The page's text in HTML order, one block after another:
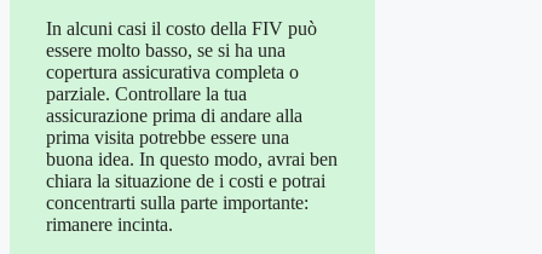
In alcuni casi il costo della FIV può
essere molto basso, se si ha una
copertura assicurativa completa o
parziale. Controllare la tua
assicurazione prima di andare alla
prima visita potrebbe essere una
buona idea. In questo modo, avrai ben
chiara la situazione de i costi e potrai
concentrarti sulla parte importante:
rimanere incinta.